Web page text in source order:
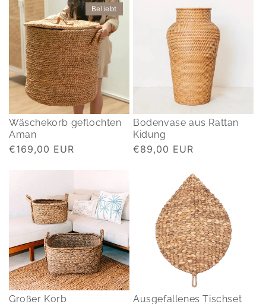
Wäschekorb geflochten
Aman
Normaler
€169,00 EUR
Beliebt
Bodenvase aus Rattan
Kidung
Normaler
€89,00 EUR
Großer Korb
Ausgefallenes Tischset